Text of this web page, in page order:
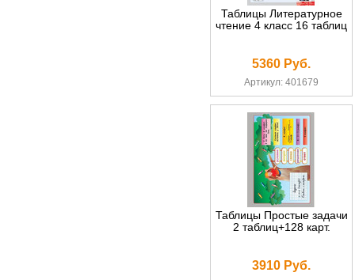
Таблицы Литературное
чтение 4 класс 16 таблиц
5360 Руб.
Артикул: 401679
Таблицы Простые задачи
2 таблиц+128 карт.
3910 Руб.